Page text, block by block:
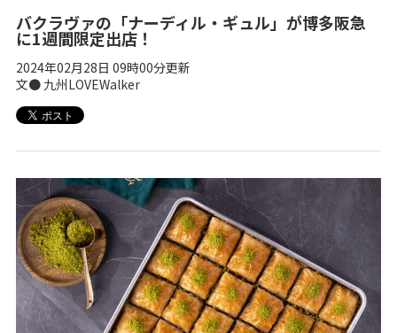
バクラヴァの「ナーディル・ギュル」が博多阪急
に1週間限定出店！
2024年02月28日 09時00分更新
文● 九州LOVEWalker